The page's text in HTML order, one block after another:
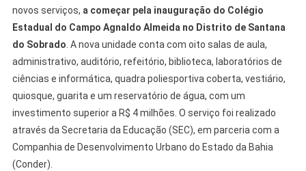
novos serviços, a começar pela inauguração do Colégio
Estadual do Campo Agnaldo Almeida no Distrito de Santana
do Sobrado. A nova unidade conta com oito salas de aula,
administrativo, auditório, refeitório, biblioteca, laboratórios de
ciências e informática, quadra poliesportiva coberta, vestiário,
quiosque, guarita e um reservatório de água, com um
investimento superior a R$ 4 milhões. O serviço foi realizado
através da Secretaria da Educação (SEC), em parceria com a
Companhia de Desenvolvimento Urbano do Estado da Bahia
(Conder).